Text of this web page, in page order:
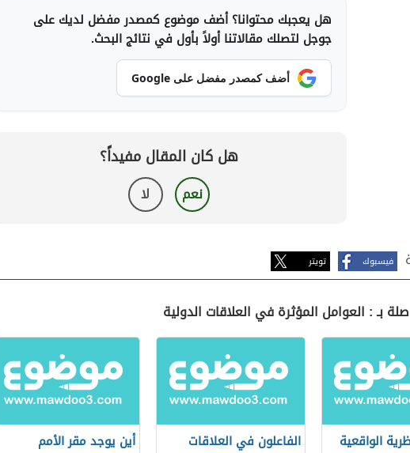
هل يعجبك محتوانا؟ أضف موضوع كمصدر مفضل لديك على
جوجل لتصلك مقالاتنا أولاً بأول في نتائج البحث.
أضف كمصدر مفضل على Google
هل كان المقال مفيداً؟
نعم لا
فيسبوك تويتر
بـ : العوامل المؤثرة في العلاقات الدولية
الواقعية
الفاعلون في العلاقات
أين يوجد مقر الأمم